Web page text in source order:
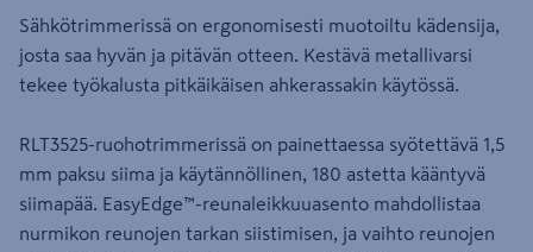
Sähkötrimmerissä on ergonomisesti muotoiltu kädensija,
josta saa hyvän ja pitävän otteen. Kestävä metallivarsi
tekee työkalusta pitkäikäisen ahkerassakin käytössä.
RLT3525-ruohotrimmerissä on painettaessa syötettävä 1,5
mm paksu siima ja käytännöllinen, 180 astetta kääntyvä
siimapää. EasyEdge™-reunaleikkuuasento mahdollistaa
nurmikon reunojen tarkan siistimisen, ja vaihto reunojen